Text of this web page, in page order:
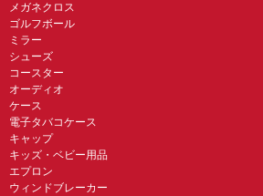
メガネクロス
ゴルフボール
ミラー
シューズ
コースター
オーディオ
ケース
電子タバコケース
キャップ
キッズ・ベビー用品
エプロン
ウィンドブレーカー